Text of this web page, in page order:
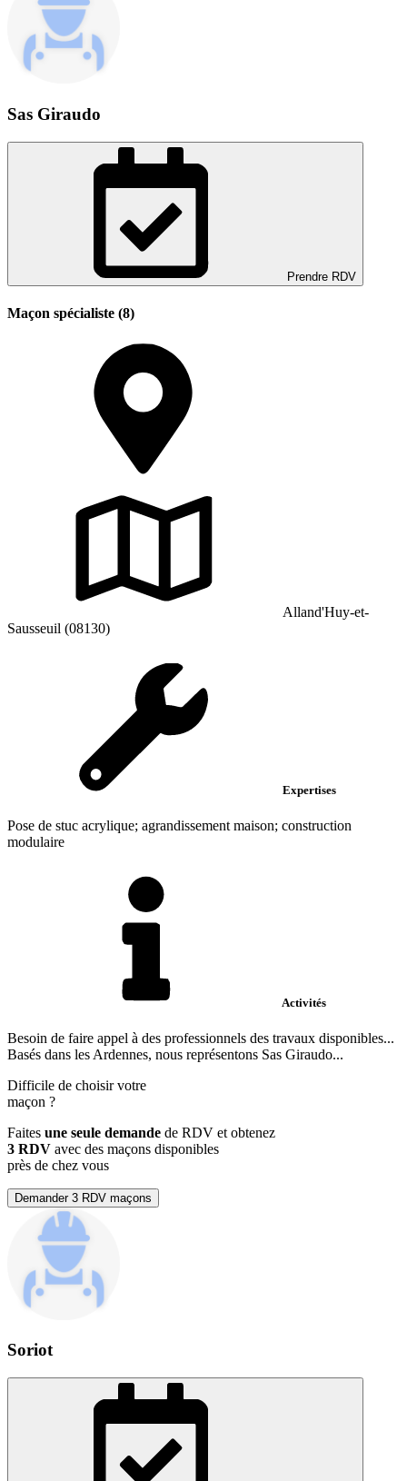
Sas Giraudo
Prendre RDV
Maçon spécialiste (8)
Alland'Huy-et-
Sausseuil (08130)
Expertises
Pose de stuc acrylique; agrandissement maison; construction
modulaire
Activités
Besoin de faire appel à des professionnels des travaux disponibles...
Basés dans les Ardennes, nous représentons Sas Giraudo...
Difficile de choisir votre
maçon ?
Faites une seule demande de RDV et obtenez
3 RDV avec des maçons disponibles
près de chez vous
Demander 3 RDV maçons
Soriot